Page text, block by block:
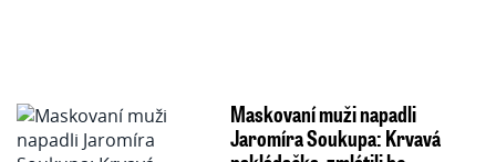
Maskovaní muži napadli
Jaromíra Soukupa: Krvavá